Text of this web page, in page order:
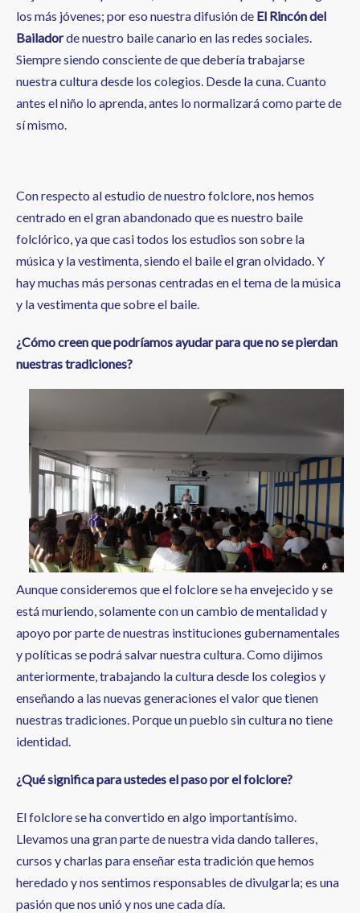
los más jóvenes; por eso nuestra difusión de El Rincón del
Bailadorde nuestro baile canario en las redes sociales.
Siempre siendo consciente de que debería trabajarse
nuestra cultura desde los colegios. Desde la cuna. Cuanto
antes el niño lo aprenda, antes lo normalizará como parte de
sí mismo.
Con respecto al estudio de nuestro folclore, nos hemos
centrado en el gran abandonado que es nuestro baile
folclórico, ya que casi todos los estudios son sobre la
música y la vestimenta, siendo el baile el gran olvidado. Y
hay muchas más personas centradas en el tema de la música
y la vestimenta que sobre el baile.
¿Cómo creen que podríamos ayudar para que no se pierdan
nuestras tradiciones?
Aunque consideremos que el folclore se ha envejecido y se
está muriendo, solamente con un cambio de mentalidad y
apoyo por parte de nuestras instituciones gubernamentales
y políticas se podrá salvar nuestra cultura. Como dijimos
anteriormente, trabajando la cultura desde los colegios y
enseñando a las nuevas generaciones el valor que tienen
nuestras tradiciones. Porque un pueblo sin cultura no tiene
identidad.
¿Qué significa para ustedes el paso por el folclore?
El folclore se ha convertido en algo importantísimo.
Llevamos una gran parte de nuestra vida dando talleres,
cursos y charlas para enseñar esta tradición que hemos
heredado y nos sentimos responsables de divulgarla; es una
pasión que nos unió y nos une cada día.